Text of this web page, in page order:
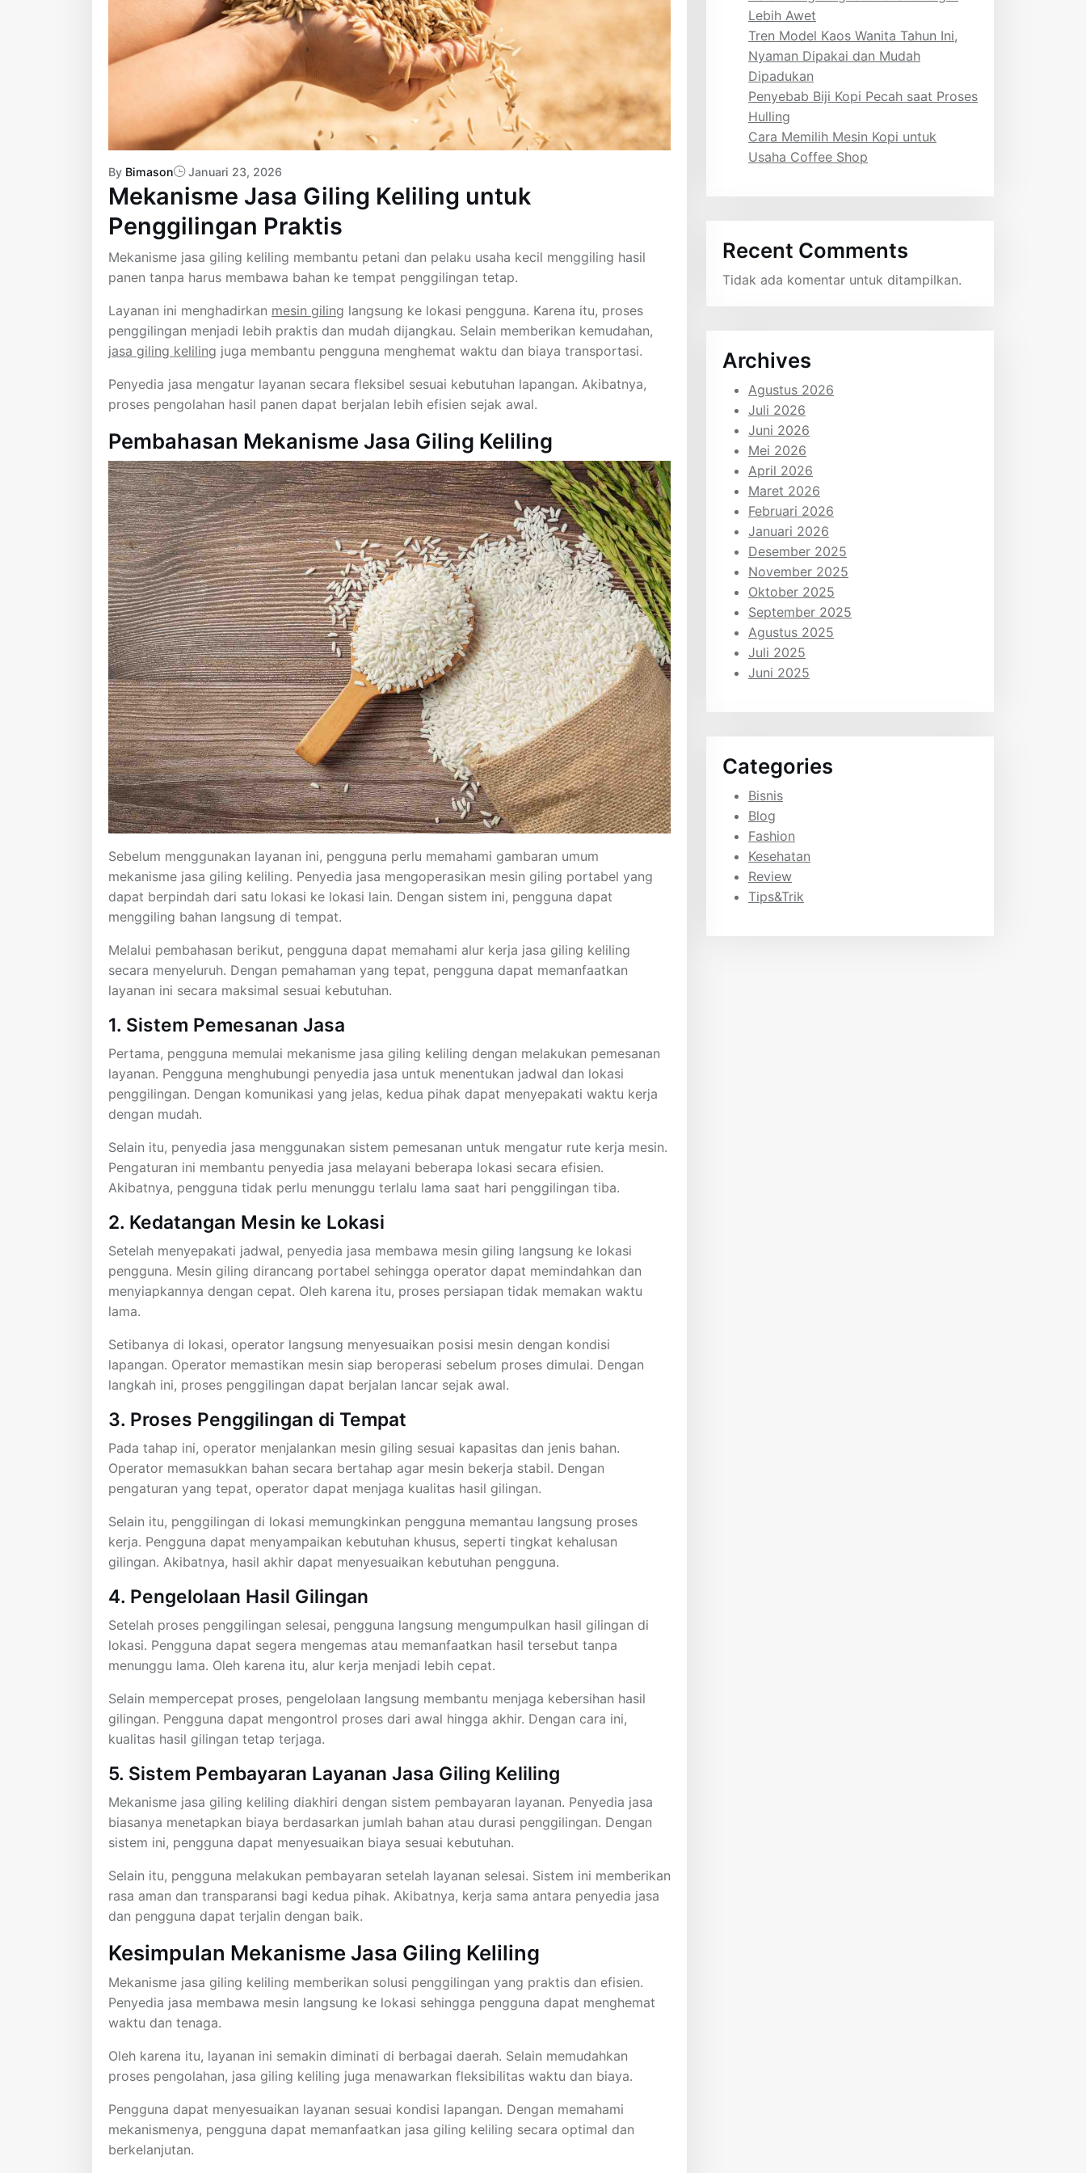
By Bimason Januari 23, 2026
Mekanisme Jasa Giling Keliling untuk
Penggilingan Praktis
Mekanisme jasa giling keliling membantu petani dan pelaku usaha kecil menggiling hasil
panen tanpa harus membawa bahan ke tempat penggilingan tetap.
Layanan ini menghadirkan mesin giling langsung ke lokasi pengguna. Karena itu, proses
penggilingan menjadi lebih praktis dan mudah dijangkau. Selain memberikan kemudahan,
jasa giling keliling juga membantu pengguna menghemat waktu dan biaya transportasi.
Penyedia jasa mengatur layanan secara fleksibel sesuai kebutuhan lapangan. Akibatnya,
proses pengolahan hasil panen dapat berjalan lebih efisien sejak awal.
Pembahasan Mekanisme Jasa Giling Keliling
Sebelum menggunakan layanan ini, pengguna perlu memahami gambaran umum
mekanisme jasa giling keliling. Penyedia jasa mengoperasikan mesin giling portabel yang
dapat berpindah dari satu lokasi ke lokasi lain. Dengan sistem ini, pengguna dapat
menggiling bahan langsung di tempat.
Melalui pembahasan berikut, pengguna dapat memahami alur kerja jasa giling keliling
secara menyeluruh. Dengan pemahaman yang tepat, pengguna dapat memanfaatkan
layanan ini secara maksimal sesuai kebutuhan.
1. Sistem Pemesanan Jasa
Pertama, pengguna memulai mekanisme jasa giling keliling dengan melakukan pemesanan
layanan. Pengguna menghubungi penyedia jasa untuk menentukan jadwal dan lokasi
penggilingan. Dengan komunikasi yang jelas, kedua pihak dapat menyepakati waktu kerja
dengan mudah.
Selain itu, penyedia jasa menggunakan sistem pemesanan untuk mengatur rute kerja mesin.
Pengaturan ini membantu penyedia jasa melayani beberapa lokasi secara efisien.
Akibatnya, pengguna tidak perlu menunggu terlalu lama saat hari penggilingan tiba.
2. Kedatangan Mesin ke Lokasi
Setelah menyepakati jadwal, penyedia jasa membawa mesin giling langsung ke lokasi
pengguna. Mesin giling dirancang portabel sehingga operator dapat memindahkan dan
menyiapkannya dengan cepat. Oleh karena itu, proses persiapan tidak memakan waktu
lama.
Setibanya di lokasi, operator langsung menyesuaikan posisi mesin dengan kondisi
lapangan. Operator memastikan mesin siap beroperasi sebelum proses dimulai. Dengan
langkah ini, proses penggilingan dapat berjalan lancar sejak awal.
3. Proses Penggilingan di Tempat
Pada tahap ini, operator menjalankan mesin giling sesuai kapasitas dan jenis bahan.
Operator memasukkan bahan secara bertahap agar mesin bekerja stabil. Dengan
pengaturan yang tepat, operator dapat menjaga kualitas hasil gilingan.
Selain itu, penggilingan di lokasi memungkinkan pengguna memantau langsung proses
kerja. Pengguna dapat menyampaikan kebutuhan khusus, seperti tingkat kehalusan
gilingan. Akibatnya, hasil akhir dapat menyesuaikan kebutuhan pengguna.
4. Pengelolaan Hasil Gilingan
Setelah proses penggilingan selesai, pengguna langsung mengumpulkan hasil gilingan di
lokasi. Pengguna dapat segera mengemas atau memanfaatkan hasil tersebut tanpa
menunggu lama. Oleh karena itu, alur kerja menjadi lebih cepat.
Selain mempercepat proses, pengelolaan langsung membantu menjaga kebersihan hasil
gilingan. Pengguna dapat mengontrol proses dari awal hingga akhir. Dengan cara ini,
kualitas hasil gilingan tetap terjaga.
5. Sistem Pembayaran Layanan Jasa Giling Keliling
Mekanisme jasa giling keliling diakhiri dengan sistem pembayaran layanan. Penyedia jasa
biasanya menetapkan biaya berdasarkan jumlah bahan atau durasi penggilingan. Dengan
sistem ini, pengguna dapat menyesuaikan biaya sesuai kebutuhan.
Selain itu, pengguna melakukan pembayaran setelah layanan selesai. Sistem ini memberikan
rasa aman dan transparansi bagi kedua pihak. Akibatnya, kerja sama antara penyedia jasa
dan pengguna dapat terjalin dengan baik.
Kesimpulan Mekanisme Jasa Giling Keliling
Mekanisme jasa giling keliling memberikan solusi penggilingan yang praktis dan efisien.
Penyedia jasa membawa mesin langsung ke lokasi sehingga pengguna dapat menghemat
waktu dan tenaga.
Oleh karena itu, layanan ini semakin diminati di berbagai daerah. Selain memudahkan
proses pengolahan, jasa giling keliling juga menawarkan fleksibilitas waktu dan biaya.
Pengguna dapat menyesuaikan layanan sesuai kondisi lapangan. Dengan memahami
mekanismenya, pengguna dapat memanfaatkan jasa giling keliling secara optimal dan
berkelanjutan.
Lebih Awet
Tren Model Kaos Wanita Tahun Ini,
Nyaman Dipakai dan Mudah
Dipadukan
Penyebab Biji Kopi Pecah saat Proses
Hulling
Cara Memilih Mesin Kopi untuk
Usaha Coffee Shop
Recent Comments
Tidak ada komentar untuk ditampilkan.
Archives
Agustus 2026
Juli 2026
Juni 2026
Mei 2026
April 2026
Maret 2026
Februari 2026
Januari 2026
Desember 2025
November 2025
Oktober 2025
September 2025
Agustus 2025
Juli 2025
Juni 2025
Categories
Bisnis
Blog
Fashion
Kesehatan
Review
Tips&Trik